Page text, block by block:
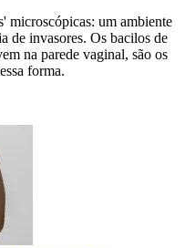
microscópicas: um ambiente
de invasores. Os bacilos de
na parede vaginal, são os
forma.